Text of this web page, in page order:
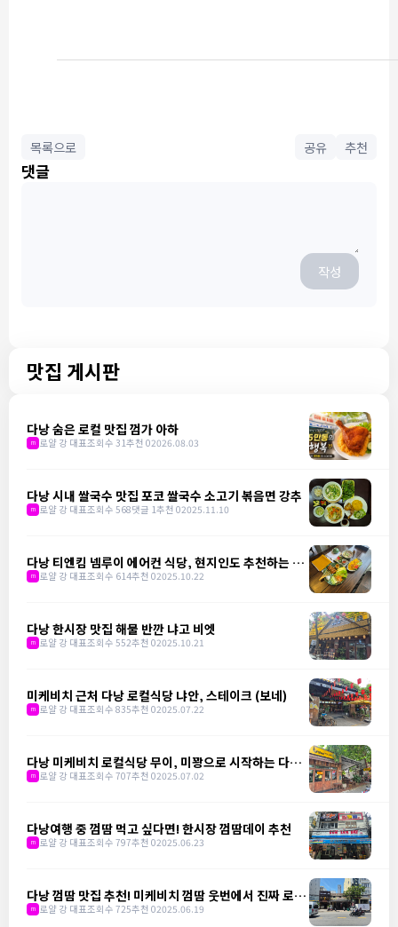
목록으로 공유 추천
댓글
작성
맛집 게시판
다낭 숨은 로컬 맛집 껌가 아하
m 로얄 강 대표조회수 31추천 02026.08.03
다낭 시내 쌀국수 맛집 포코 쌀국수 소고기 볶음면 강추
m 로얄 강 대표조회수 568댓글 1추천 02025.11.10
다낭 티엔킴 넴루이 에어컨 식당, 현지인도 추천하는 맛
집
m 로얄 강 대표조회수 614추천 02025.10.22
다낭 한시장 맛집 해물 반깐 냐고 비엣
m 로얄 강 대표조회수 552추천 02025.10.21
미케비치 근처 다낭 로컬식당 냐안, 스테이크 (보네)
m 로얄 강 대표조회수 835추천 02025.07.22
다낭 미케비치 로컬식당 무이, 미꽝으로 시작하는 다낭
의 하루
m 로얄 강 대표조회수 707추천 02025.07.02
다낭여행 중 껌땀 먹고 싶다면! 한시장 껌땀데이 추천
m 로얄 강 대표조회수 797추천 02025.06.23
다낭 껌땀 맛집 추천! 미케비치 껌땀 웃번에서 진짜 로컬
을 만나다
m 로얄 강 대표조회수 725추천 02025.06.19